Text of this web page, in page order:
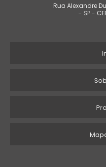
HÉLICE EXAUSTOR AXIAL
Rua Alexandre
- SP -